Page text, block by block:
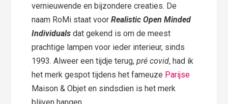
vernieuwende en bijzondere creaties. De
naam RoMi staat voorRealistic Open Minded
Individuals dat gekend is om de meest
prachtige lampen voor ieder interieur, sinds
1993. Alweer een tijdje terug,pré covid, had ik
het merk gespot tijdens het fameuze Parijse
Maison & Objet en sindsdien is het merk
blijven hangen.